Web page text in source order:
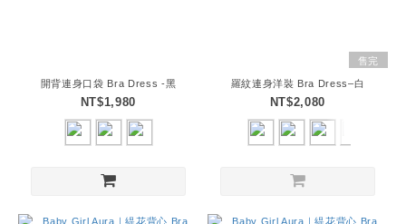
開背連身口袋 Bra Dress -黑
NT$1,980
售完
羅紋連身洋裝 Bra Dress–白
NT$2,080